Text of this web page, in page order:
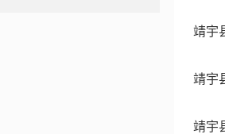
靖宇
靖宇
靖宇